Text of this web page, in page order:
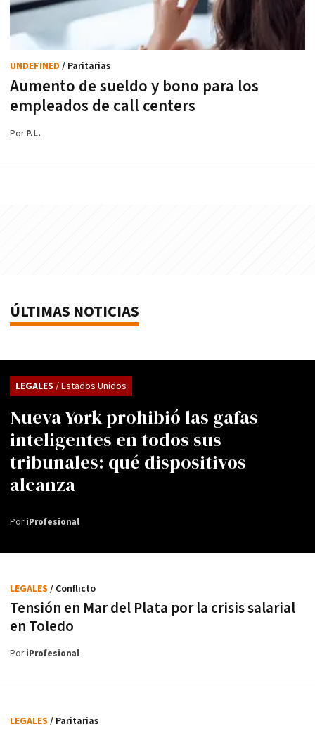
Aumento de sueldo y bono para los
empleados de call centers
UNDEFINED / Paritarias
PorP.L.
ÚLTIMAS NOTICIAS
Nueva York prohibió las gafas
inteligentes en todos sus
tribunales: qué dispositivos
alcanza
LEGALES / Estados Unidos
PoriProfesional
Tensión en Mar del Plata por la crisis salarial
en Toledo
LEGALES / Conflicto
PoriProfesional
LEGALES / Paritarias